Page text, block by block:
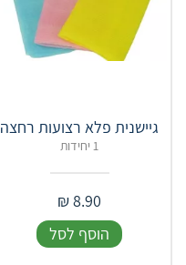
גיישנית פלא רצועות רחצה
1 יחידות
8.90
₪
הוסף לסל